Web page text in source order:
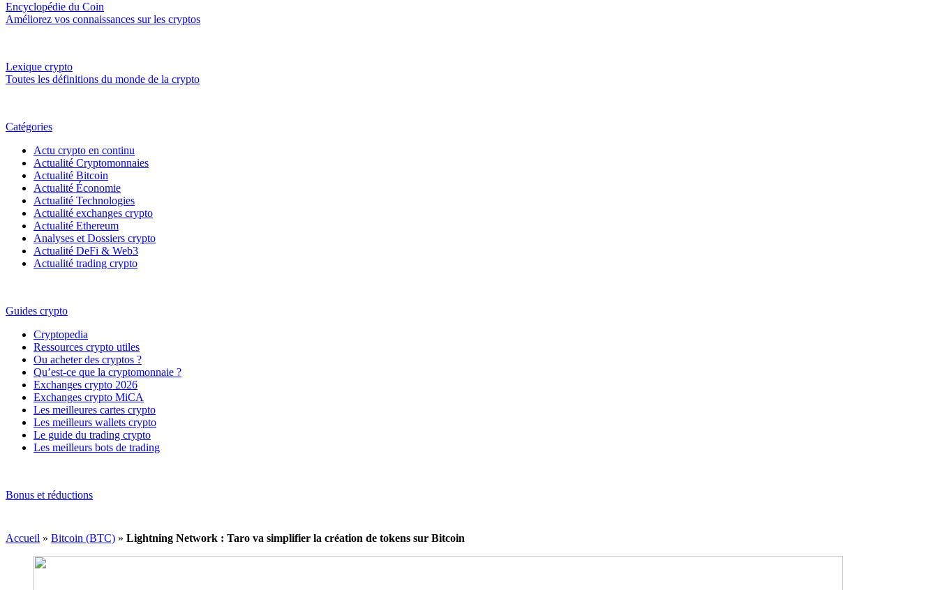
Encyclopédie du Coin
Améliorez vos connaissances sur les cryptos
Lexique crypto
Toutes les définitions du monde de la crypto
Catégories
Actu crypto en continu
Actualité Cryptomonnaies
Actualité Bitcoin
Actualité Économie
Actualité Technologies
Actualité exchanges crypto
Actualité Ethereum
Analyses et Dossiers crypto
Actualité DeFi & Web3
Actualité trading crypto
Guides crypto
Cryptopedia
Ressources crypto utiles
Ou acheter des cryptos ?
Qu’est-ce que la cryptomonnaie ?
Exchanges crypto 2026
Exchanges crypto MiCA
Les meilleures cartes crypto
Les meilleurs wallets crypto
Le guide du trading crypto
Les meilleurs bots de trading
Bonus et réductions
Accueil » Bitcoin (BTC) » Lightning Network : Taro va simplifier la création de tokens sur Bitcoin